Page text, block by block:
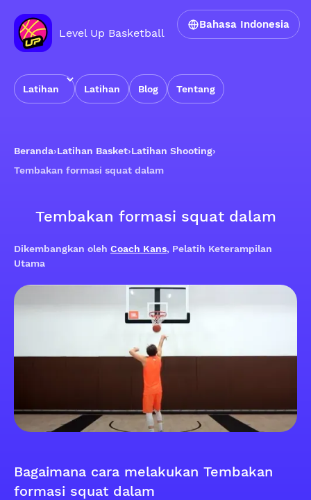
Level Up Basketball
Latihan Latihan Blog Tentang
Bahasa Indonesia
Beranda›Latihan Basket›Latihan Shooting›
Tembakan formasi squat dalam
Tembakan formasi squat dalam
Dikembangkan oleh Coach Kans, Pelatih Keterampilan
Utama
Bagaimana cara melakukan Tembakan
formasi squat dalam